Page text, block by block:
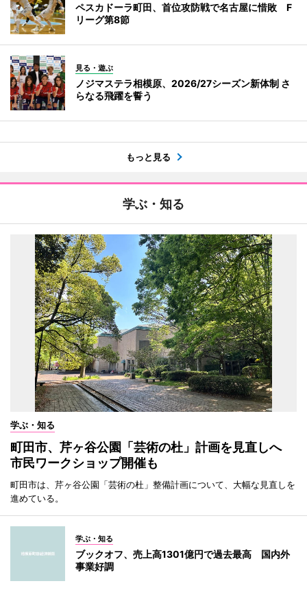
ペスカドーラ町田、首位攻防戦で名古屋に惜敗 F
リーグ第8節
見る・遊ぶ
ノジマステラ相模原、2026/27シーズン新体制 さ
らなる飛躍を誓う
もっと見る
学ぶ・知る
学ぶ・知る
町田市、芹ヶ谷公園「芸術の杜」計画を見直しへ
市民ワークショップ開催も
町田市は、芹ヶ谷公園「芸術の杜」整備計画について、大幅な見直しを
進めている。
学ぶ・知る
ブックオフ、売上高1301億円で過去最高 国内外
事業好調